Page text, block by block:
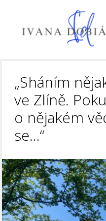
„Sháním
ve Zlíně.
o nějakém
se…“